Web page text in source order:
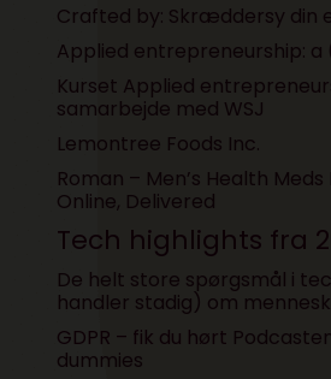
Crafted by: Skræddersy din
Applied entrepreneurship:
Kurset Applied
samarbejde med WSJ
Lemontree Foods Inc.
Roman – Men’s Health
Online, Delivered
Tech highlights fra
De helt store spørgsmål i
handler stadig) om
GDPR – fik du hørt
dummies